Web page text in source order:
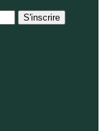
S'inscrire